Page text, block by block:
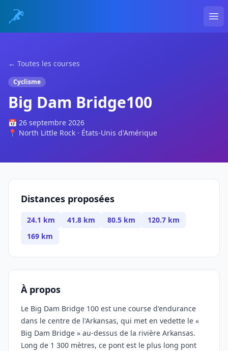
← Toutes les courses
Cyclisme
Big Dam Bridge100
📅 26 septembre 2026
📍 North Little Rock · États-Unis d'Amérique
Distances proposées
24.1 km 41.8 km 80.5 km
120.7 km
169 km
À propos
Le Big Dam Bridge 100 est une course d'endurance
dans le centre de l'Arkansas, qui met en vedette le «
Big Dam Bridge » au-dessus de la rivière Arkansas.
Long de 1 300 mètres, ce pont est le plus long pont